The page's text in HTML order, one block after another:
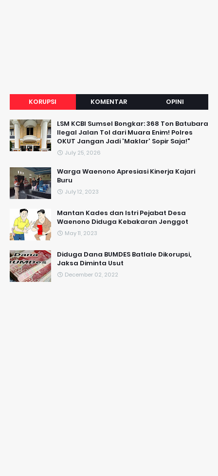
KORUPSI KOMENTAR OPINI
LSM KCBI Sumsel Bongkar: 368 Ton Batubara
Ilegal Jalan Tol dari Muara Enim! Polres
OKUT Jangan Jadi 'Maklar' Sopir Saja!"
July 25, 2026
Warga Waenono Apresiasi Kinerja Kajari
Buru
July 12, 2023
Mantan Kades dan Istri Pejabat Desa
Waenono Diduga Kebakaran Jenggot
May 11, 2023
Diduga Dana BUMDES Batlale Dikorupsi,
Jaksa Diminta Usut
December 02, 2022